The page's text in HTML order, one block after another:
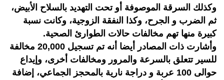
وكذلك السرقة الموصوفة أو تحت التهديد بالسلاح الأبيض،
ثم الضرب و الجرح، وكذا النفقة الزوجية، وكانت نسبة
كبيرة منها تهم مخالفات حالات الطوارئ الصحية.
وأشارت ذات المصادر أيضا أنه تم تسجيل 20,000 مخالفة
للسير تتعلق بالسرعة والمرور ومخالفات أخرى، وإيداع
حوالى 100 عربة و دراجة نارية بالمحجز الجماعي، إضافة